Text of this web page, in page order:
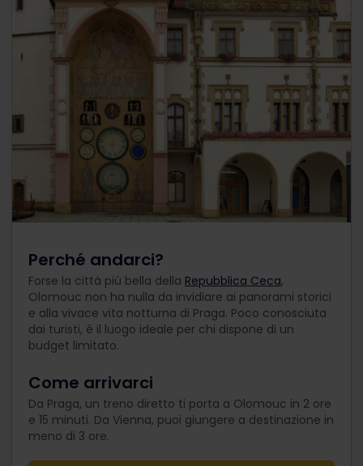
Perché andarci?
Forse la città più bella della Repubblica Ceca,
Olomouc non ha nulla da invidiare ai panorami storici
e alla vivace vita notturna di Praga. Poco conosciuta
dai turisti, è il luogo ideale per chi dispone di un
budget limitato.
Come arrivarci
Da Praga, un treno diretto ti porta a Olomouc in 2 ore
e 15 minuti. Da Vienna, puoi giungere a destinazione in
meno di 3 ore.